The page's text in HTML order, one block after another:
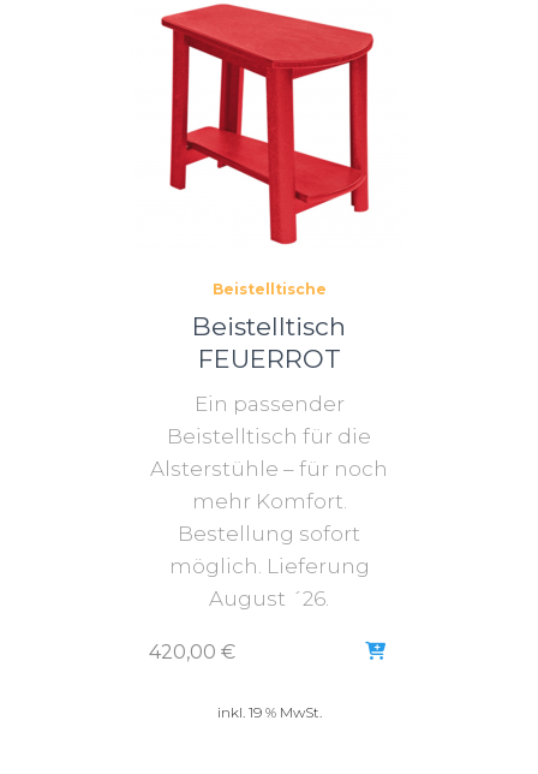
Beistelltische
Beistelltisch
FEUERROT
Ein passender
Beistelltisch für die
Alsterstühle – für noch
mehr Komfort.
Bestellung sofort
möglich. Lieferung
August ´26.
420,00 €
inkl. 19 % MwSt.